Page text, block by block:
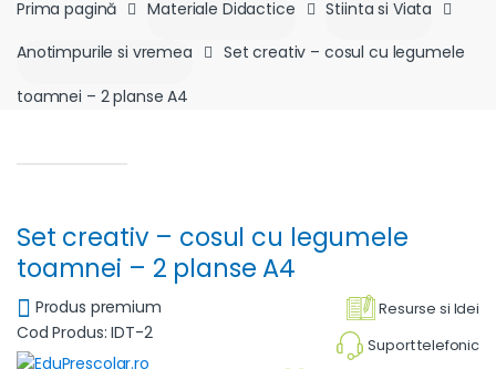
Prima pagină Materiale Didactice
Stiinta si Viata
Anotimpurile si vremea
Set creativ – cosul cu legumele
toamnei – 2 planse A4
Set creativ – cosul cu legumele
toamnei – 2 planse A4
Resurse si Idei
Suport telefonic
Produs premium
Cod Produs: IDT-2